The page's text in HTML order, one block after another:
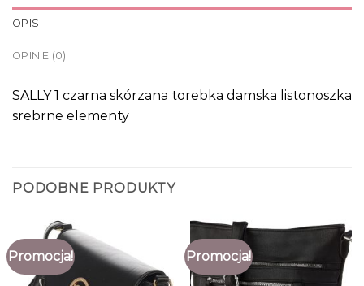
OPIS
OPINIE (0)
SALLY 1 czarna skórzana torebka damska listonoszka
srebrne elementy
PODOBNE PRODUKTY
Promocja! Promocja!